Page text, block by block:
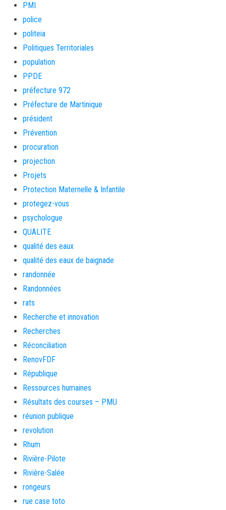
PMI
police
politeia
Politiques Territoriales
population
PPDE
préfecture 972
Préfecture de Martinique
président
Prévention
procuration
projection
Projets
Protection Maternelle & Infantile
protegez-vous
psychologue
QUALITE
qualité des eaux
qualité des eaux de baignade
randonnée
Randonnées
rats
Recherche et innovation
Recherches
Réconciliation
RenovFDF
République
Ressources humaines
Résultats des courses – PMU
réunion publique
revolution
Rhum
Rivière-Pilote
Rivière-Salée
rongeurs
rue case toto